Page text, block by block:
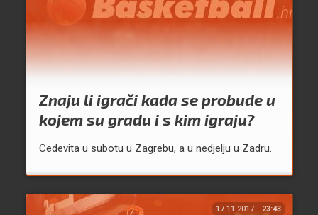
Znaju li igrači kada se probude u
kojem su gradu i s kim igraju?
Cedevita u subotu u Zagrebu, a u nedjelju u Zadru.
17.11.2017. 23:43